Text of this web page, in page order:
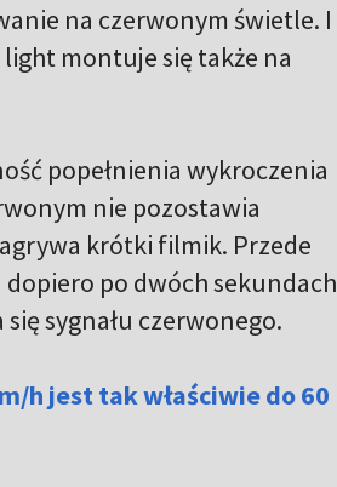
na czerwonym świetle. I
montuje się także na
popełnienia wykroczenia
nie pozostawia
krótki filmik. Przede
po dwóch sekundach
sygnału czerwonego.
h jest tak właściwie do 60